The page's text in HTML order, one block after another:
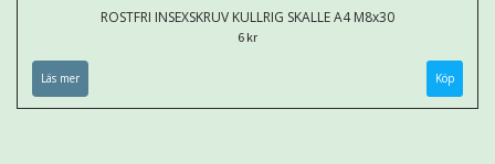
ROSTFRI INSEXSKRUV KULLRIG SKALLE A4 M8x30
6 kr
Läs mer